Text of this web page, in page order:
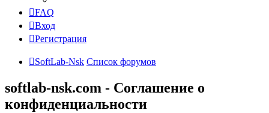
FAQ
Вход
Регистрация
SoftLab-Nsk Список форумов
softlab-nsk.com - Соглашение о
конфиденциальности